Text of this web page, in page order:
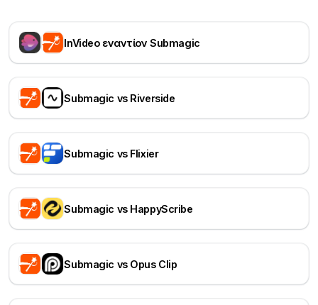
InVideo εναντίον Submagic
Submagic vs Riverside
Submagic vs Flixier
Submagic vs HappyScribe
Submagic vs Opus Clip